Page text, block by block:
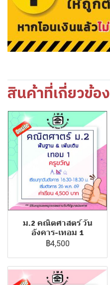
สินค้าที่เกี่ยวข้อง
ม.2 คณิตศาสตร์ วัน
อังคาร-เทอม 1
฿4,500